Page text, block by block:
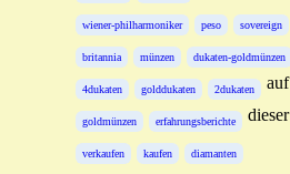
wiener-philharmoniker peso sovereign
britannia münzen dukaten-goldmünzen
4dukaten golddukaten 2dukaten
goldmünzen erfahrungsberichte
verkaufen kaufen diamanten
auf
dieser